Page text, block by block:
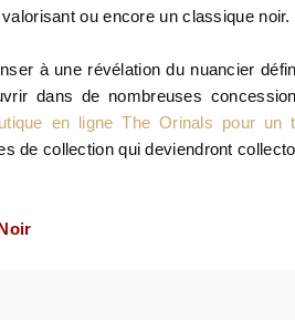
ou encore un classique noir.
à une révélation du nuancier
dans de nombreuses
en ligne The Orinals pour un
de collection qui deviendront